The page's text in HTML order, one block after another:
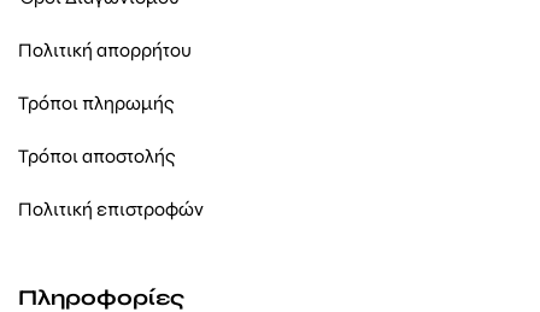
Πολιτική απορρήτου
Τρόποι πληρωμής
Τρόποι αποστολής
Πολιτική επιστροφών
Πληροφορίες